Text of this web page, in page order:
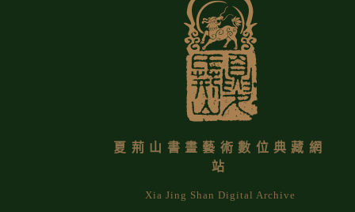
夏荊山書畫藝術數位典藏網
站
Xia Jing Shan Digital Archive